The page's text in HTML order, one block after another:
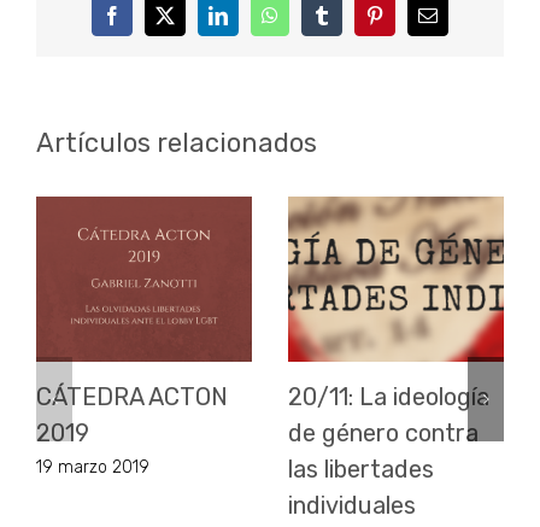
FacebookTwitterLinkedInWhatsAppTumblrPinterestCorreo
electrónico
Artículos relacionados
CÁTEDRA ACTON
2019
19 marzo 2019
20/11: La ideología
de género contra
las libertades
individuales